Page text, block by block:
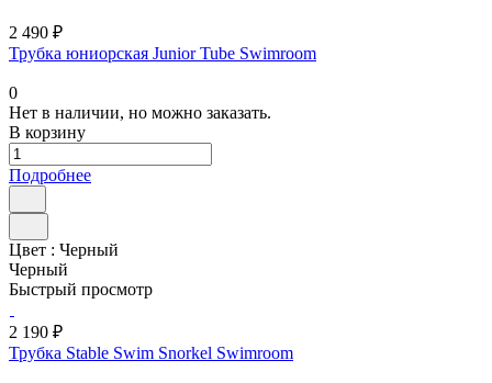
2 490 ₽
Трубка юниорская Junior Tube Swimroom
0
Нет в наличии, но можно заказать.
В корзину
Подробнее
Цвет : Черный
Черный
Быстрый просмотр
2 190 ₽
Трубка Stable Swim Snorkel Swimroom